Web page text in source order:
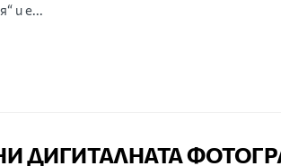
и е...
ДИГИТАЛНАТА